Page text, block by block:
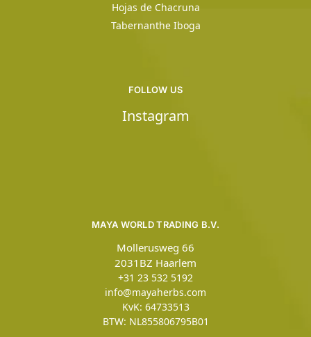
Hojas de Chacruna
Tabernanthe Iboga
MAYA WORLD TRADING B.V.
Mollerusweg 66
2031BZ Haarlem
+31 23 532 5192
info@mayaherbs.com
KvK: 64733513
BTW: NL855806795B01
FOLLOW US
Instagram